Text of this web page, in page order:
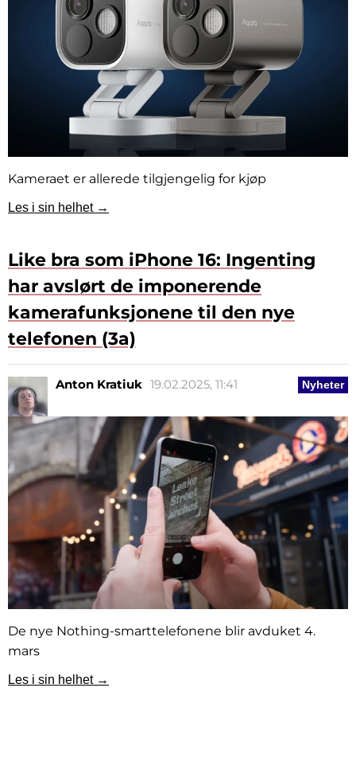
Kameraet er allerede tilgjengelig for kjøp
Les i sin helhet →
Like bra som iPhone 16: Ingenting
har avslørt de imponerende
kamerafunksjonene til den nye
telefonen (3a)
Nyheter
Anton Kratiuk 19.02.2025, 11:41
De nye Nothing-smarttelefonene blir avduket 4.
mars
Les i sin helhet →